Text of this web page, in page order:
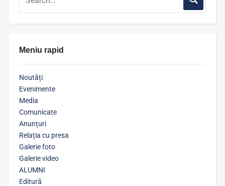
Meniu rapid
Noutăți
Evenimente
Media
Comunicate
Anunțuri
Relația cu presa
Galerie foto
Galerie video
ALUMNI
Editură